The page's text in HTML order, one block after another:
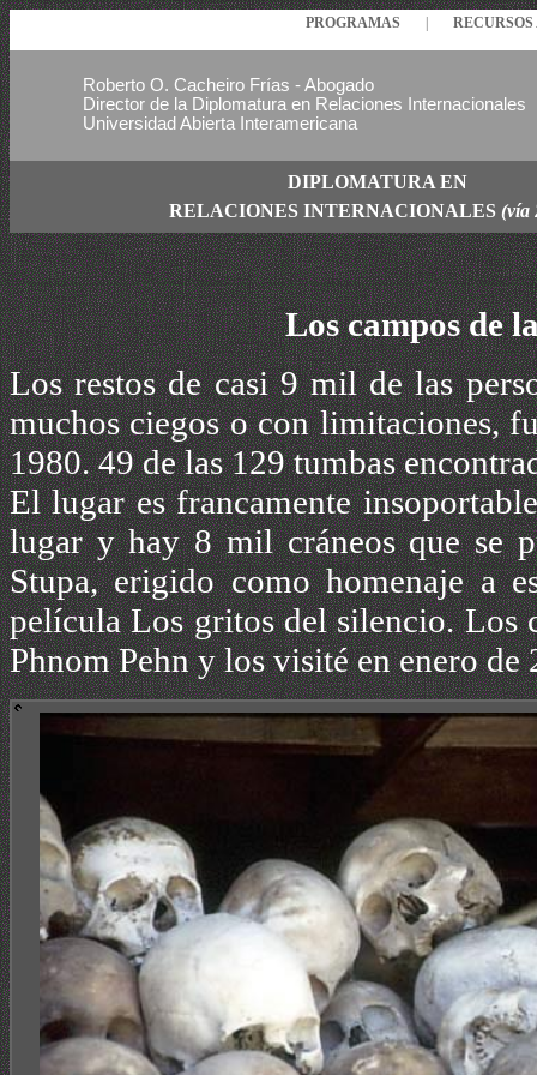
PROGRAMAS
Roberto O. Cacheiro Frías - Abogado
Director de la Diplomatura en Relaciones Internacionales
Universidad Abierta Interamericana
DIPLOMATURA EN
RELACIONES INTERNACIONALES (vía
Los campos de
Los restos de casi 9 mil de las
muchos ciegos o con limitaciones,
1980. 49 de las 129 tumbas
El lugar es francamente
lugar y hay 8 mil cráneos que se
Stupa, erigido como homenaje a
película Los gritos del silencio. Los
Phnom Pehn y los visité en enero de